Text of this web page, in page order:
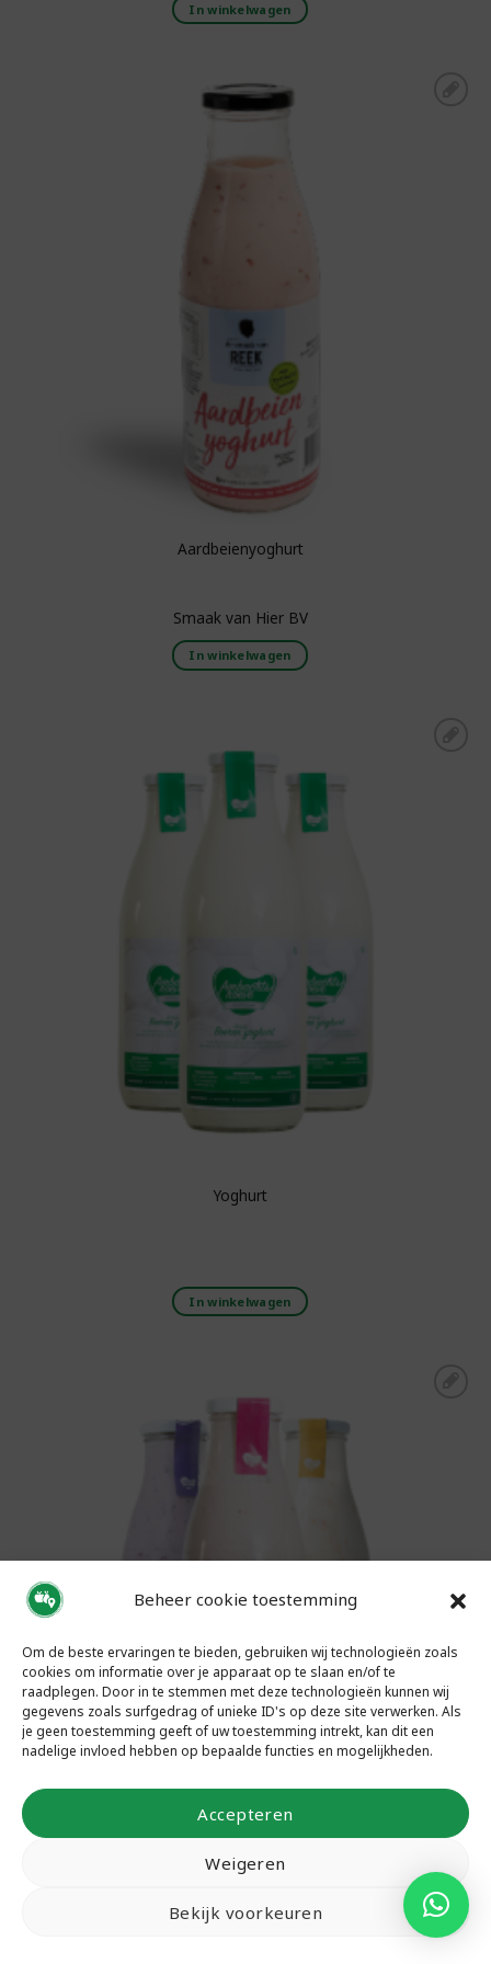
Beheer cookie toestemming
Om de beste ervaringen te bieden, gebruiken wij technologieën zoals
cookies om informatie over je apparaat op te slaan en/of te
raadplegen. Door in te stemmen met deze technologieën kunnen wij
gegevens zoals surfgedrag of unieke ID's op deze site verwerken. Als
je geen toestemming geeft of uw toestemming intrekt, kan dit een
nadelige invloed hebben op bepaalde functies en mogelijkheden.
Accepteren
Weigeren
Bekijk voorkeuren
In winkelwagen
Aardbeienyoghurt
Smaak van Hier BV
In winkelwagen
Yoghurt
In winkelwagen
Vruchtenyoghurt